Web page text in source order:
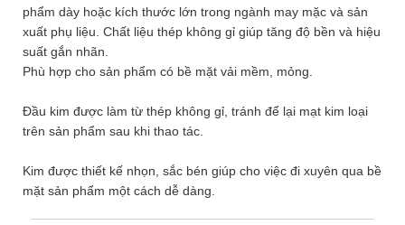
phẩm dày hoặc kích thước lớn trong ngành may mặc và sản
xuất phụ liệu. Chất liệu thép không gỉ giúp tăng độ bền và hiệu
suất gắn nhãn.
Phù hợp cho sản phẩm có bề mặt vải mềm, mỏng.
Đầu kim được làm từ thép không gỉ, tránh để lại mạt kim loại
trên sản phẩm sau khi thao tác.
Kim được thiết kế nhọn, sắc bén giúp cho việc đi xuyên qua bề
mặt sản phẩm một cách dễ dàng.